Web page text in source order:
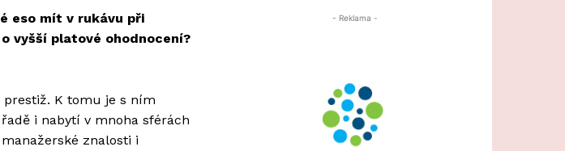
eso mít v rukávu při
vyšší platové ohodnocení?
prestiž. K tomu je s ním
i nabytí v mnoha sférách
znalosti i
- Reklama -